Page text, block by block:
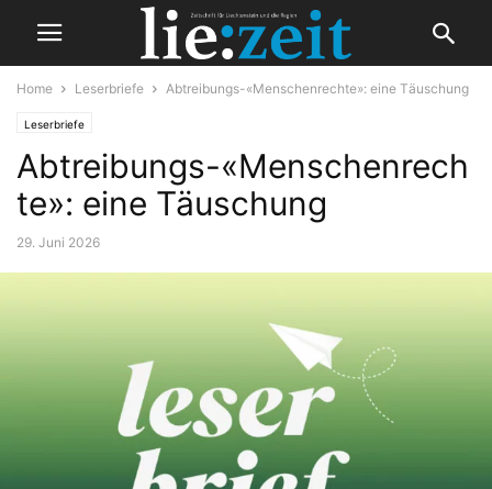
Home Leserbriefe Abtreibungs-«Menschenrechte»: eine Täuschung
Leserbriefe
Abtreibungs-«Menschenrech
te»: eine Täuschung
29. Juni 2026